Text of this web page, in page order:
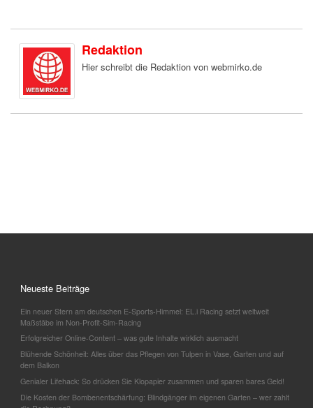
Redaktion
Hier schreibt die Redaktion von webmirko.de
Neueste Beiträge
Ein neuer Stern am deutschen E-Sports-Himmel: EL.i Racing setzt weltweit
Maßstäbe im Non-Profit-Sim-Racing
Erfolgreicher Online-Content – was gute Inhalte wirklich ausmacht
Blühende Schönheit: Alles über das Pflegen von Tulpen in Vase, Garten und auf
dem Balkon
Genialer Lifehack: So drücken Sie Klopapier zusammen und sparen bares Geld!
Die Kosten der Bombenentschärfung: Blindgänger im eigenen Garten – wer zahlt